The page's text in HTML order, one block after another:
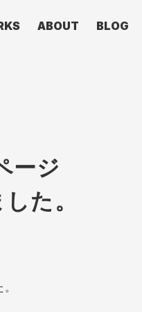
ABOUT BLOG
ージ
た。